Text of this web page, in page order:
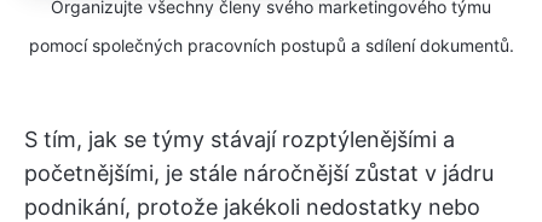
Organizujte všechny členy svého marketingového týmu
pomocí společných pracovních postupů a sdílení dokumentů.
S tím, jak se týmy stávají rozptýlenějšími a
početnějšími, je stále náročnější zůstat v jádru
podnikání, protože jakékoli nedostatky nebo